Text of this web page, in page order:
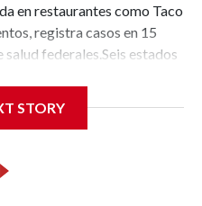
en restaurantes como Taco
registra casos en 15
federales.Seis estados
por los Centros para el
que probablemente las
causadas por la
STORY